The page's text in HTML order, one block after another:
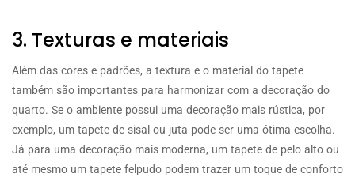
3. Texturas e materiais
Além das cores e padrões, a textura e o material do tapete
também são importantes para harmonizar com a decoração do
quarto. Se o ambiente possui uma decoração mais rústica, por
exemplo, um tapete de sisal ou juta pode ser uma ótima escolha.
Já para uma decoração mais moderna, um tapete de pelo alto ou
até mesmo um tapete felpudo podem trazer um toque de conforto